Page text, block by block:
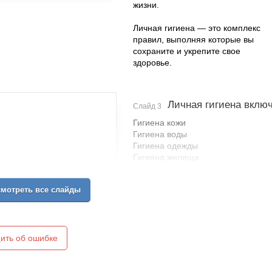
жизни.
Личная гигиена — это комплекс
правил, выполняя которые вы
сохраните и укрепите свое
здоровье.
Слайд 3 Личная гигиена
Гигиена кожи
Гигиена воды
Гигиена одежды
Гигиена жилища
все слайды
об ошибке